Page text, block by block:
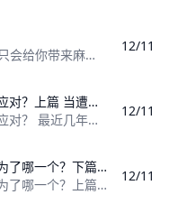
德州AK怎么玩 “我讨厌AK！它只会给你带来麻烦，我总是无法用它击中好牌。” 具有网络扑克背景的我经常在现场扑克中被这种言论惊愕。在网络扑克中，
12/11
当遭遇3Bet时，你该如何正确应对？上篇 当遭遇3Bet时，你该如何正确应对？
当遭遇3Bet时，你该如何正确应对？ 最近几年，德扑圈玩家们的行动开始越来越激进。在牌桌上，你时常能看到更多翻牌前的3Bet（指第三次下注，可
12/11
翻牌前3bet的五大目的，你是为了哪一个？下篇 这个时代的德州游戏玩法通常都是过牌给上一条街的加注者
翻牌前3bet的五大目的，你是为了哪一个？上篇：https://www.moshike.com/a/483.html 4 掌握主动权，便于翻牌后
12/11